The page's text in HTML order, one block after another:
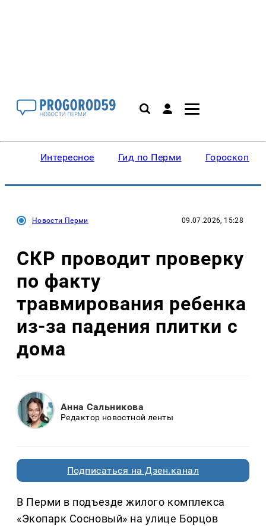
Интересное Гид по Перми Гороскопы
Новости Перми 09.07.2026, 15:28
СКР проводит проверку
по факту
травмирования ребенка
из-за падения плитки с
дома
Анна Сальникова
Редактор новостной ленты
Подписаться на Дзен.канал
В Перми в подъезде жилого комплекса
«Экопарк Сосновый» на улице Борцов